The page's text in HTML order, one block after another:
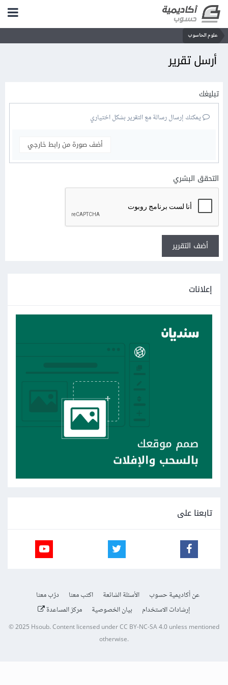
علوم الحاسوب
أرسل تقرير
تبليغك
يمكنك إرسال رسالة مع التقرير بشكل اختياري
أضف صورة من رابط خارجي
التحقق البشري
أضف التقرير
إعلانات
تابعنا على
عن أكاديمية حسوب الأسئلة الشائعة اكتب معنا
درّب معنا
إرشادات الاستخدام
بيان الخصوصية مركز المساعدة
© 2025 Hsoub.Content licensed underCC BY-NC-SA 4.0unless mentioned
otherwise.